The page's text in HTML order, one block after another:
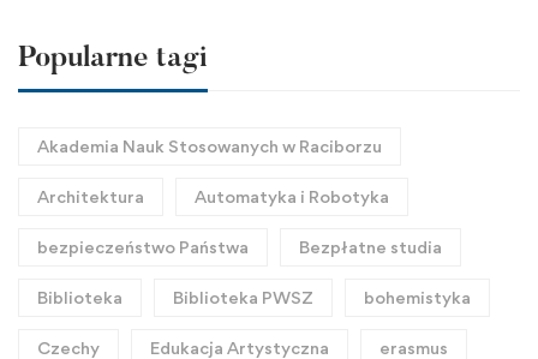
Popularne tagi
Akademia Nauk Stosowanych w Raciborzu
Architektura Automatyka i Robotyka
bezpieczeństwo Państwa Bezpłatne studia
Biblioteka Biblioteka PWSZ bohemistyka
Czechy Edukacja Artystyczna erasmus